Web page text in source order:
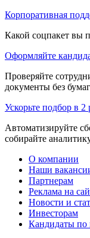
Корпоративная
Какой соцпакет вы
Оформляйте
Проверяйте
документы без
Ускорьте подбор в 2
Автоматизируйте
собирайте
О компании
Наши
Партнерам
Реклама на
Новости и
Инвесторам
Кандидаты по